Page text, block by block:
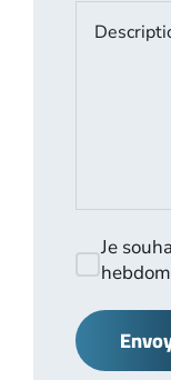
Je